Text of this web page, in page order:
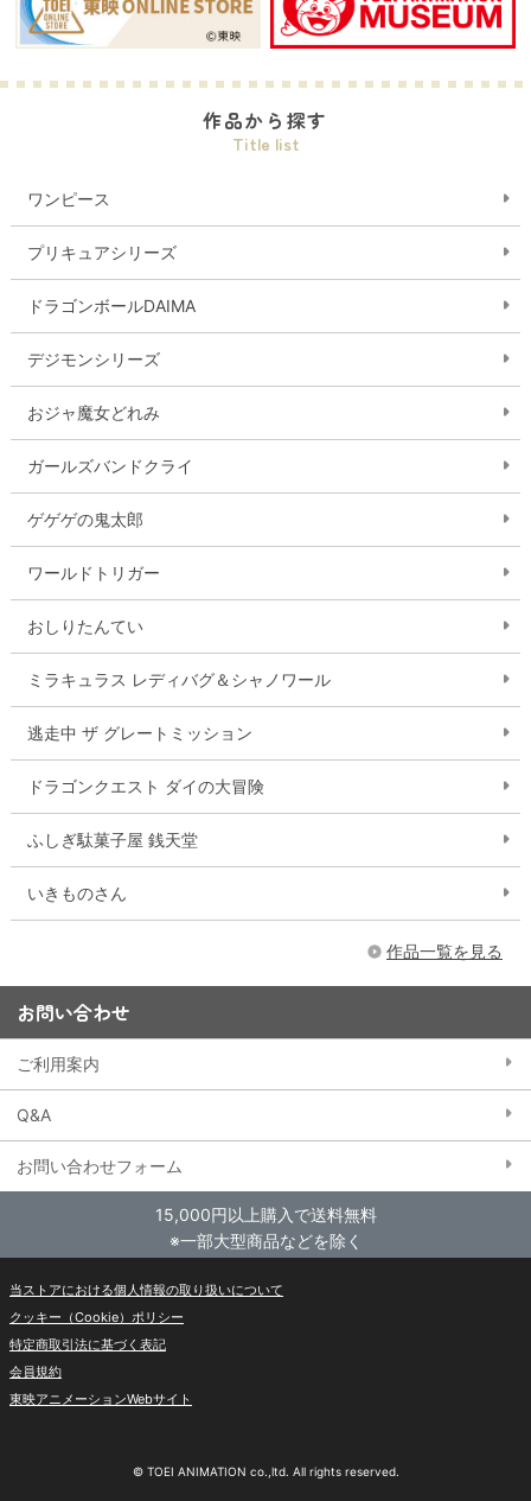
作品から探す
Title list
ワンピース
プリキュアシリーズ
ドラゴンボールDAIMA
デジモンシリーズ
おジャ魔女どれみ
ガールズバンドクライ
ゲゲゲの鬼太郎
ワールドトリガー
おしりたんてい
ミラキュラス レディバグ＆シャノワール
逃走中 ザ グレートミッション
ドラゴンクエスト ダイの大冒険
ふしぎ駄菓子屋 銭天堂
いきものさん
作品一覧を見る
お問い合わせ
ご利用案内
Q&A
お問い合わせフォーム
15,000円以上購入で送料無料
※一部大型商品などを除く
当ストアにおける個人情報の取り扱いについて
クッキー（Cookie）ポリシー
特定商取引法に基づく表記
会員規約
東映アニメーションWebサイト
© TOEI ANIMATION co.,ltd. All rights reserved.